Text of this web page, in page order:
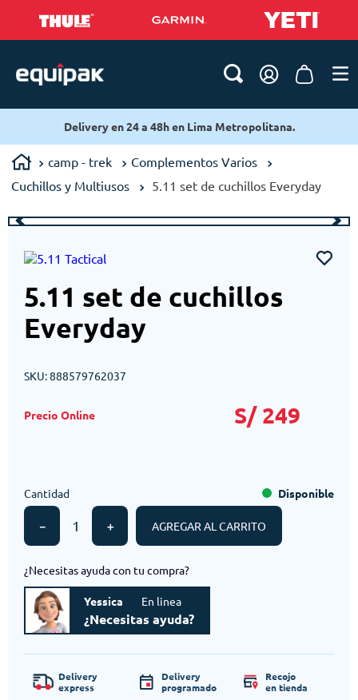
Delivery en 24 a 48h en Lima Metropolitana.
camp - trek
Complementos Varios
Cuchillos y Multiusos
5.11 set de cuchillos Everyday
5.11 set de cuchillos
Everyday
SKU:888579762037
S/ 249
Cantidad
＋
－
Disponible
AGREGAR AL CARRITO
¿Necesitas ayuda con tu compra?
Yessica En linea
¿Necesitas ayuda?
Delivery
express
Delivery
programado
Recojo
en tienda